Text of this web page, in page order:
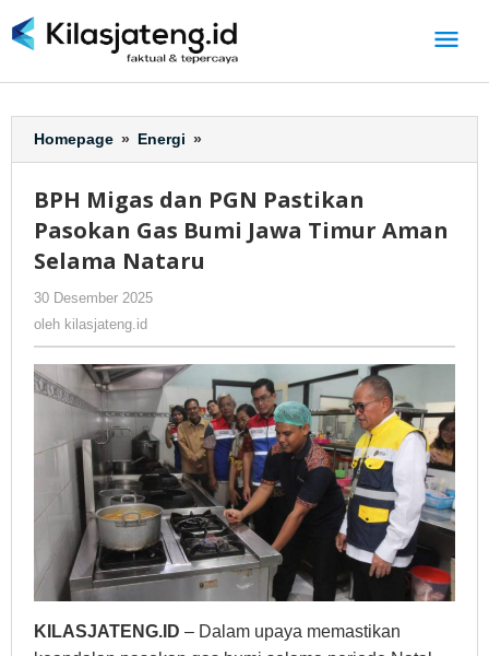
ke
Homepage » Energi »
Migas
PGN
Pastikan
Timur
Aman
Selama
Nataru
BPH Migas dan PGN Pastikan
Pasokan Gas Bumi Jawa Timur Aman
Selama Nataru
30 Desember 2025
oleh kilasjateng.id
KILASJATENG.ID – Dalam upaya memastikan